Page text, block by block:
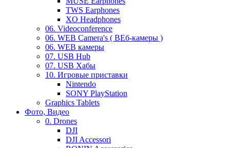
TWS Earphones
XO Headphones
06. Videoconference
06. WEB Camera's ( ВЕб-камеры )
06. WEB камеры
07. USB Hub
07. USB Хабы
10. Игровые приставки
Nintendo
SONY PlayStation
Graphics Tablets
Фото, Видео
0. Drones
DJI
DJI Accessori